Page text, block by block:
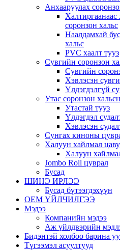
Анхааруулах
соронзон хальс
Наалдамхай
хальс
PVC хаалт тууз
Сувгийн соронзон
Сувгийн
Хэвлэсэн
Үлдэгдэлгүй
Утас соронзон
Утастай тууз
Үлдэгдэл
Хэвлэсэн
Сунгах киноны
Халуун хайлмал
Халуун
Jombo Roll цуврал
Бусад
ШИНЭ ИРЛЭЭ
Бусад бүтээгдэхүүн
OEM ҮЙЛЧИЛГЭЭ
Мэдээ
Компанийн мэдээ
Аж үйлдвэрийн
Бидэнтэй холбоо барина уу
Түгээмэл асуултууд